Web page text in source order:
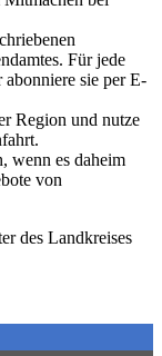
Für jede
sie per E-
Region und nutze
wenn es daheim
von
des Landkreises